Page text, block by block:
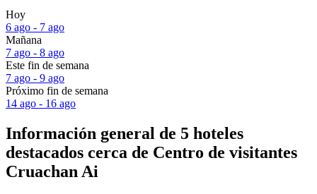
Hoy
6 ago - 7 ago
Mañana
7 ago - 8 ago
Este fin de semana
7 ago - 9 ago
Próximo fin de semana
14 ago - 16 ago
Información general de 5 hoteles
destacados cerca de Centro de visitantes
Cruachan Ai